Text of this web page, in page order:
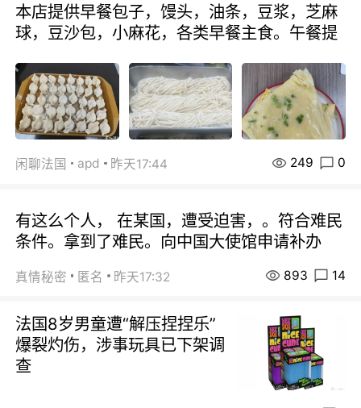
本店提供早餐包子，馒头，油条，豆浆，芝麻
球，豆沙包，小麻花，各类早餐主食。午餐提
闲聊法国 apd 昨天17:44 249 0
有这么个人， 在某国，遭受迫害，。符合难民
条件。拿到了难民。向中国大使馆申请补办
真情秘密 匿名 昨天17:32 893 14
法国8岁男童遭“解压捏捏乐”
爆裂灼伤，涉事玩具已下架调
查